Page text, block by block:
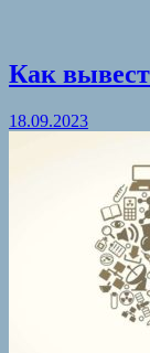
Как
18.09.2023